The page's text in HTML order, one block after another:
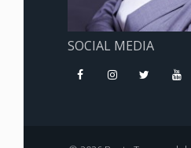
SOCIAL MEDIA